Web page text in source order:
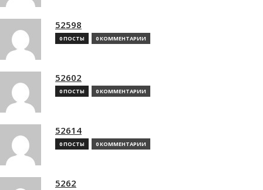
52598
0 ПОСТЫ 0 КОММЕНТАРИИ
52602
0 ПОСТЫ 0 КОММЕНТАРИИ
52614
0 ПОСТЫ 0 КОММЕНТАРИИ
5262